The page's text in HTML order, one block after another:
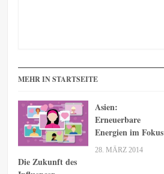
MEHR IN STARTSEITE
Die Zukunft des
Asien:
Erneuerbare
Energien im Fokus
28. MÄRZ 2014